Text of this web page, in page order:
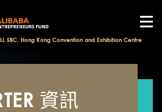
5BC, Hong Kong Convention and Exhibition Centre
資訊